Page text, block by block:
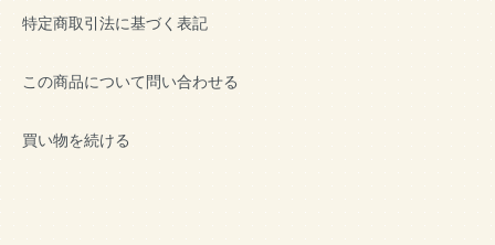
特定商取引法に基づく表記
この商品について問い合わせる
買い物を続ける